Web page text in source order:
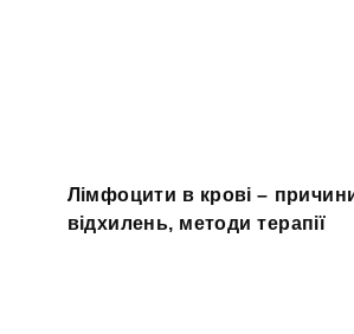
Лімфоцити в крові –
відхилень, методи терапії